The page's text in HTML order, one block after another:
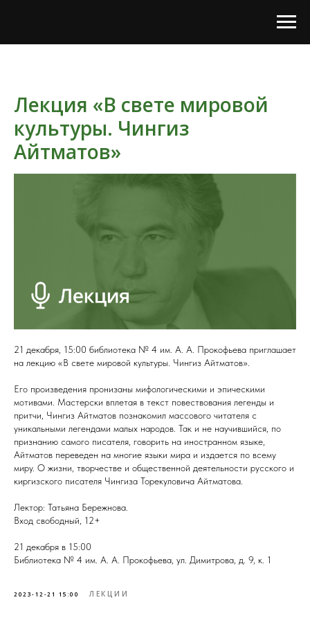
Лекция «В свете мировой
культуры. Чингиз
Айтматов»
21 декабря, 15:00 библиотека № 4 им. А. А. Прокофьева приглашает
на лекцию «В свете мировой культуры. Чингиз Айтматов».
Его произведения пронизаны мифологическими и эпическими
мотивами. Мастерски вплетая в текст повествования легенды и
притчи, Чингиз Айтматов познакомил массового читателя с
уникальными легендами малых народов. Так и не научившийся, по
признанию самого писателя, говорить на иностранном языке,
Айтматов переведен на многие языки мира и издается по всему
миру. О жизни, творчестве и общественной деятельности русского и
киргизского писателя Чингиза Торекуловича Айтматова.
Лектор: Татьяна Бережнова.
Вход свободный, 12+
21 декабря в 15:00
Библиотека № 4 им. А. А. Прокофьева, ул. Димитрова, д. 9, к. 1
2023-12-21 15:00 ЛЕКЦИИ